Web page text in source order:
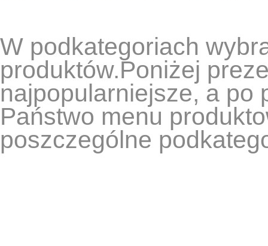
W podkategoriach
produktów.Poniżej
najpopularniejsze, a po
Państwo menu
poszczególne